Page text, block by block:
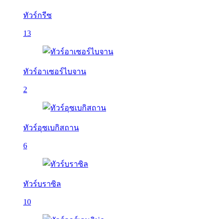
ทัวร์กรีซ
13
ทัวร์อาเซอร์ไบจาน
2
ทัวร์อุซเบกิสถาน
6
ทัวร์บราซิล
10